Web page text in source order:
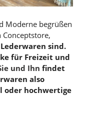
Moderne begrüßen
sind.
für Freizeit und
und Ihn findet
also
oder hochwertige